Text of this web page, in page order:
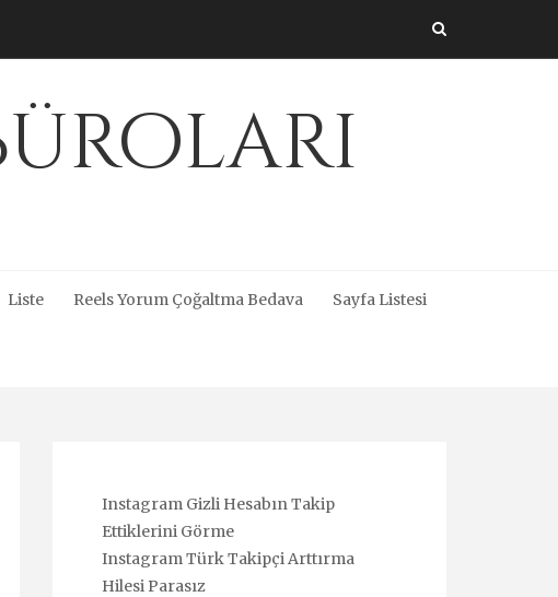
Liste Reels Yorum Çoğaltma Bedava Sayfa Listesi
Instagram Gizli Hesabın Takip
Ettiklerini Görme
Instagram Türk Takipçi Arttırma
Hilesi Parasız